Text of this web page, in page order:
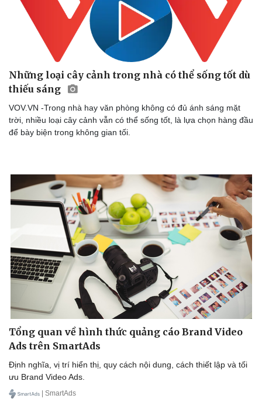
Văn hóa
Sân khấu - Điện ảnh
Di sản
Giải trí
Nghệ sĩ
Thời trang
Sao Việt
Những loại cây cảnh trong nhà có thể sống tốt dù
thiếu sáng
VOV.VN -Trong nhà hay văn phòng không có đủ ánh sáng mặt
trời, nhiều loại cây cảnh vẫn có thể sống tốt, là lựa chọn hàng đầu
để bày biện trong không gian tối.
Tổng quan về hình thức quảng cáo Brand Video
Ads trên SmartAds
Định nghĩa, vị trí hiển thị, quy cách nội dung, cách thiết lập và tối
ưu Brand Video Ads.
| SmartAds